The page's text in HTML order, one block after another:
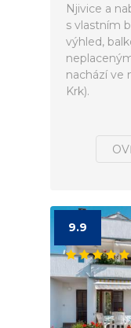
Njivice a
s vlastním
výhled,
nachází ve
Krk).
9.9